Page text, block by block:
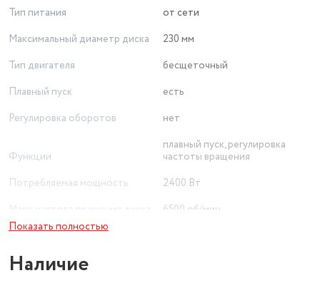
Тип питания
от сети
Максимальный диаметр диска
230 мм
Тип двигателя
бесщеточный
Плавный пуск
есть
Регулировка оборотов
нет
Функции
плавный пуск, регулировка
частоты вращения
Потребляемая мощность
2400 Вт
6500 об/мин
Показать полностью
Наличие